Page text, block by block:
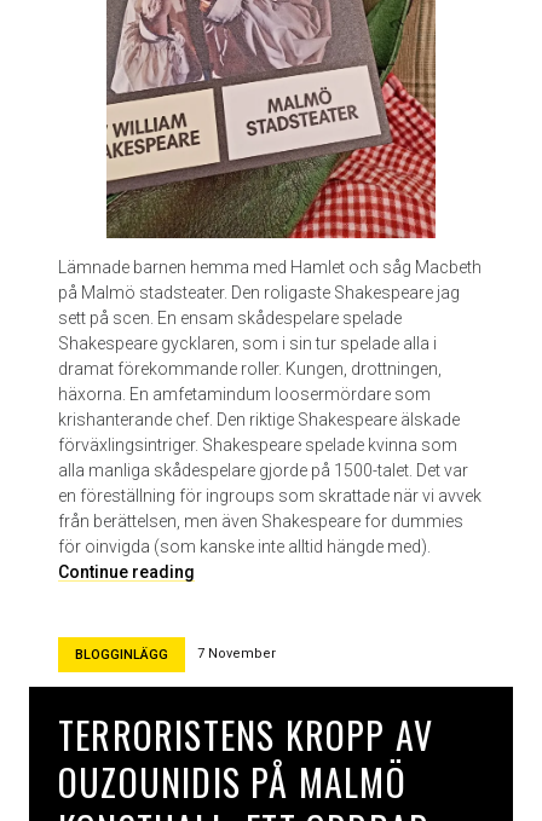
Lämnade barnen hemma med Hamlet och såg Macbeth
på Malmö stadsteater. Den roligaste Shakespeare jag
sett på scen. En ensam skådespelare spelade
Shakespeare gycklaren, som i sin tur spelade alla i
dramat förekommande roller. Kungen, drottningen,
häxorna. En amfetamindum loosermördare som
krishanterande chef. Den riktige Shakespeare älskade
förväxlingsintriger. Shakespeare spelade kvinna som
alla manliga skådespelare gjorde på 1500-talet. Det var
en föreställning för ingroups som skrattade när vi avvek
från berättelsen, men även Shakespeare for dummies
för oinvigda (som kanske inte alltid hängde med).
Continue reading
b
h
p
å
M
BLOGGINLÄGG 7 November
TERRORISTENS KROPP AV
OUZOUNIDIS PÅ MALMÖ